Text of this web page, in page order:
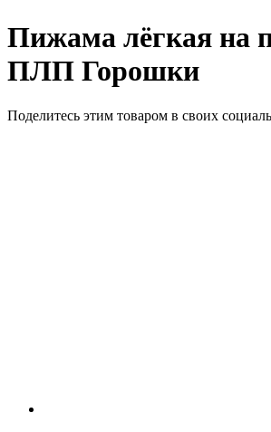
Пижама лёгкая на
ПЛП Горошки
Поделитесь этим товаром в своих